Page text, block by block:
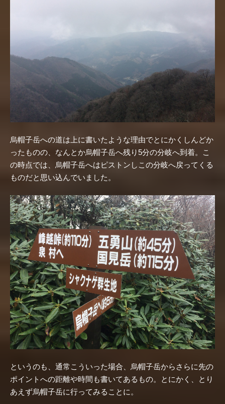
烏帽子岳への道は上に書いたような理由でとにかくしんどか
ったものの、なんとか烏帽子岳へ残り5分の分岐へ到着。こ
の時点では、烏帽子岳へはピストンしこの分岐へ戻ってくる
ものだと思い込んでいました。
というのも、通常こういった場合、烏帽子岳からさらに先の
ポイントへの距離や時間も書いてあるもの。とにかく、とり
あえず烏帽子岳に行ってみることに。